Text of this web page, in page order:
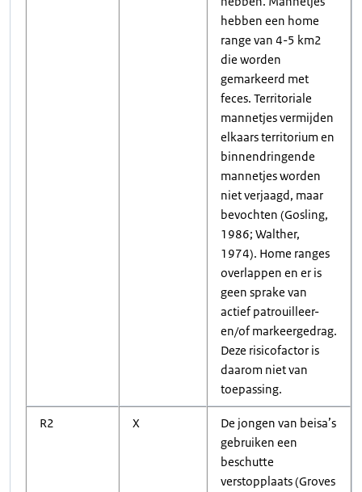
hebben een home
range van 4-5 km2
die worden
gemarkeerd met
feces. Territoriale
mannetjes vermijden
elkaars territorium en
binnendringende
mannetjes worden
niet verjaagd, maar
bevochten (Gosling,
1986; Walther,
1974). Home ranges
overlappen en er is
geen sprake van
actief patrouilleer-
en/of markeergedrag.
Deze risicofactor is
daarom niet van
toepassing.
R2 X
De jongen van beisa’s
gebruiken een
beschutte
verstopplaats (Groves